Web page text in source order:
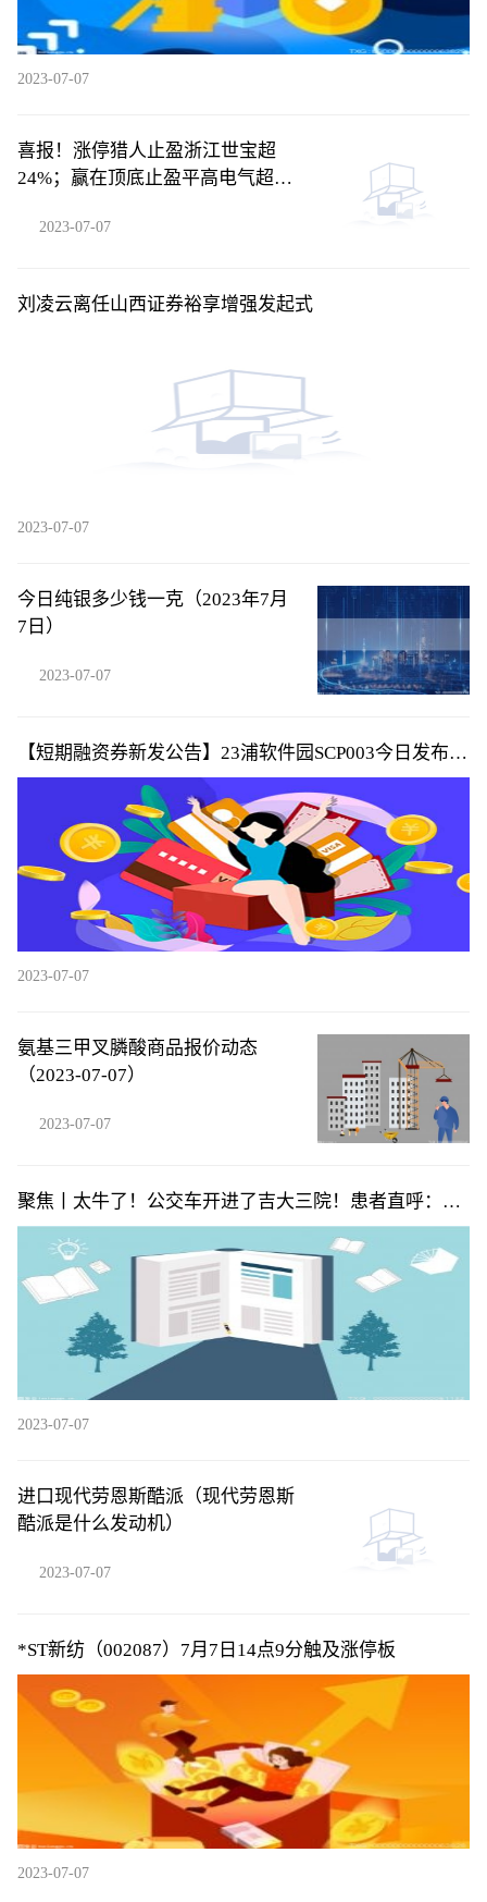
2023-07-07
喜报！涨停猎人止盈浙江世宝超
24%；赢在顶底止盈平高电气超
2023-07-07
刘凌云离任山西证券裕享增强发起式
2023-07-07
今日纯银多少钱一克（2023年7月
7日）
2023-07-07
【短期融资券新发公告】23浦软件园SCP003今日发布发
行公告
2023-07-07
氨基三甲叉膦酸商品报价动态
（2023-07-07）
2023-07-07
聚焦丨太牛了！公交车开进了吉大三院！患者直呼：贴
心又方便
2023-07-07
进口现代劳恩斯酷派（现代劳恩斯
酷派是什么发动机）
2023-07-07
*ST新纺（002087）7月7日14点9分触及涨停板
2023-07-07